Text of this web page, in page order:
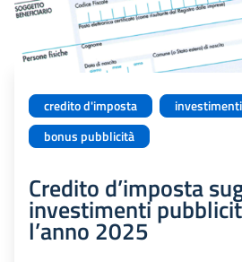
credito d'imposta
investimenti
bonus pubblicità
Credito d’imposta
investimenti
l’anno 2025